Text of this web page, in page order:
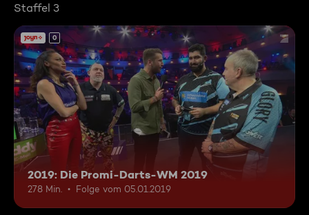
Staffel 3
0
2019: Die Promi-Darts-WM 2019
278 Min. Folge vom 05.01.2019